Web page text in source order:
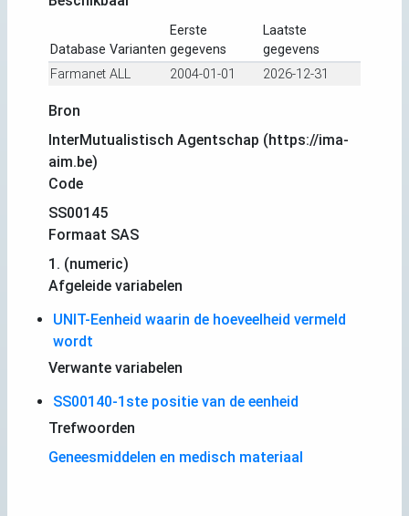
Database Varianten
Eerste
gegevens
Laatste
gegevens
Farmanet ALL 2004-01-01 2026-12-31
Bron
InterMutualistisch Agentschap (https://ima-
aim.be)
Code
SS00145
Formaat SAS
1. (numeric)
Afgeleide variabelen
UNIT-Eenheid waarin de hoeveelheid vermeld
wordt
Verwante variabelen
SS00140-1ste positie van de eenheid
Trefwoorden
Geneesmiddelen en medisch materiaal